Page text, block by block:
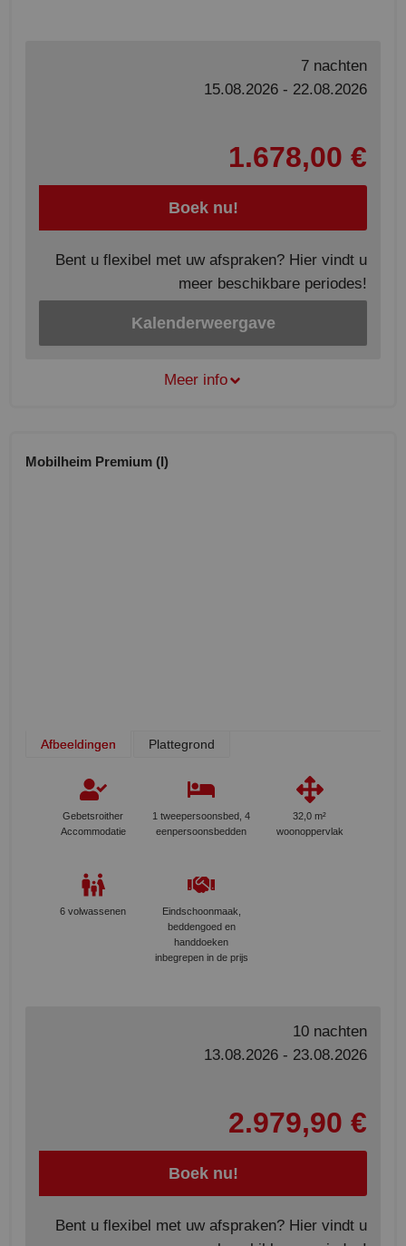
7 nachten
15.08.2026 - 22.08.2026
1.678,00 €
Boek nu!
Bent u flexibel met uw afspraken? Hier vindt u
meer beschikbare periodes!
Kalenderweergave
Meer info
Mobilheim Premium (I)
Afbeeldingen Plattegrond
Gebetsroither
Accommodatie
1 tweepersoonsbed, 4
eenpersoonsbedden
32,0 m²
woonoppervlak
6 volwassenen
Eindschoonmaak,
beddengoed en
handdoeken
inbegrepen in de prijs
10 nachten
13.08.2026 - 23.08.2026
2.979,90 €
Boek nu!
Bent u flexibel met uw afspraken? Hier vindt u